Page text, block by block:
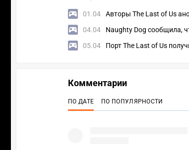
01.04 Авторы The Last of Us
04.04 Naughty Dog сообщила,
05.04 Порт The Last of Us
Комментарии
ПО ДАТЕ ПО ПОПУЛЯРНОСТИ